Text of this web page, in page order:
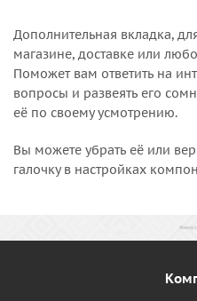
Дополнительная вкладка,
магазине, доставке или
Поможет вам ответить на
вопросы и развеять его
её по своему усмотрению.
Вы можете убрать её или
галочку в настройках